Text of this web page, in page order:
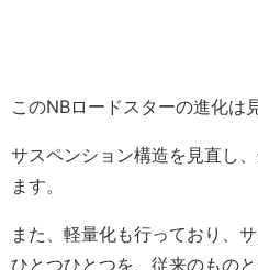
このNBロードスターの進化は
サスペンション構造を見直し
ます。
また、軽量化も行っており、
ひとつひとつを、従来のもの